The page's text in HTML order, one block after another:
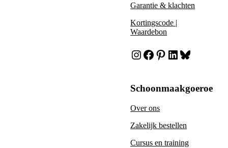
Garantie & klachten
Kortingscode |
Waardebon
Instagram
Facebook
Pinterest
LinkedIn
Bluesky
Schoonmaakgoeroe
Over ons
Zakelijk bestellen
Cursus en training